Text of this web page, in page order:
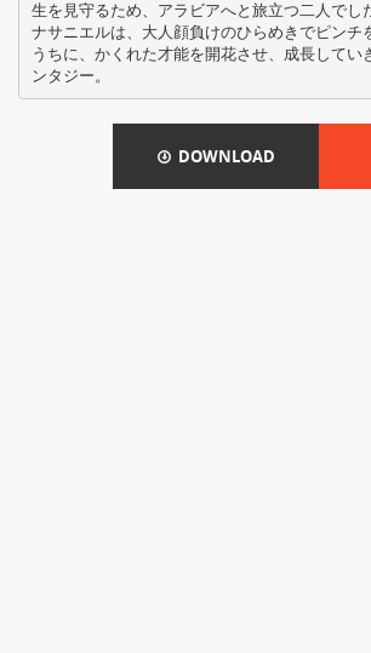
生を見守るため、アラビアへと旅立つ二人でし
ナサニエルは、大人顔負けのひらめきでピンチ
うちに、かくれた才能を開花させ、成長してい
DOWNLOAD